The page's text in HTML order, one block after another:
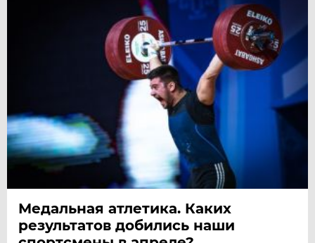
Медальная атлетика. Каких
результатов добились наши